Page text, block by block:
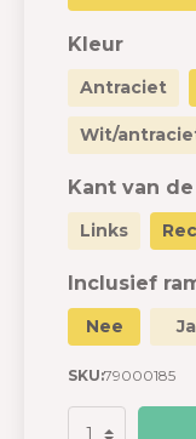
Kleur
Antraciet
Wit/
Kant van
Links
Inclusief
Nee Ja
SKU:79000185